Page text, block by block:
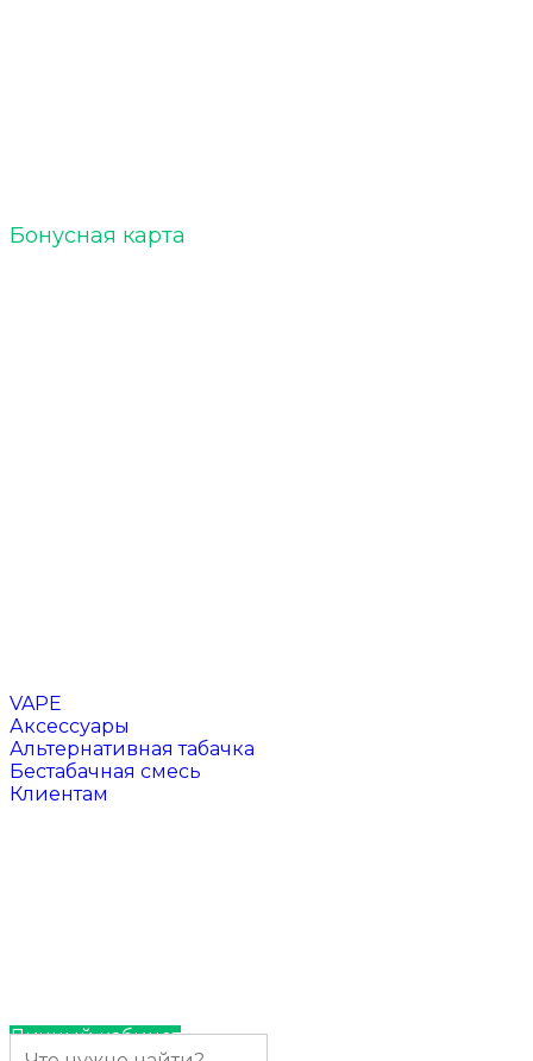
Бонусная карта
VAPE
Аксессуары
Альтернативная табачка
Бестабачная смесь
Клиентам
Личный кабинет